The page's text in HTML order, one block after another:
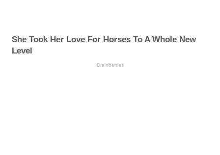
She Took Her Love For Horses To A Whole New
Level
Brainberries